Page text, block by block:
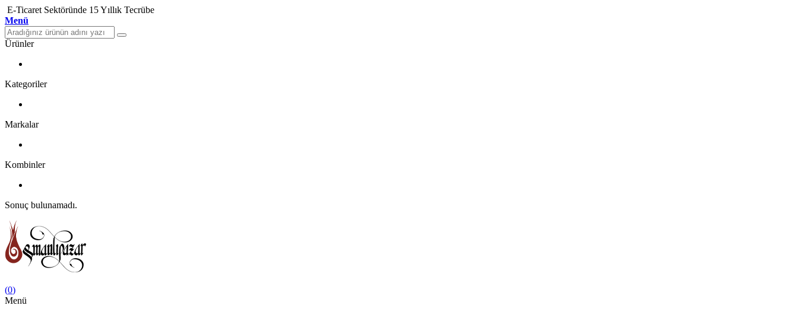
E-Ticaret Sektöründe 15 Yıllık Tecrübe
Menü
Ürünler
Kategoriler
Markalar
Kombinler
Sonuç bulunamadı.
(0)
Menü